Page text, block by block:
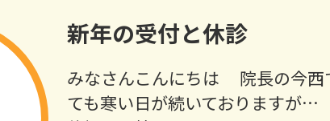
新年の受付と休診
みなさんこんにちは 院長の今
ても寒い日が続いておりますが